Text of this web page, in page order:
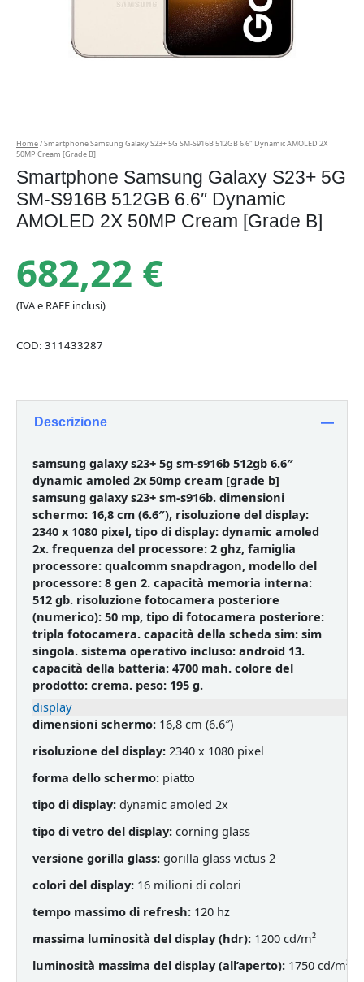
Home/ Smartphone Samsung Galaxy S23+ 5G SM-S916B 512GB 6.6″ Dynamic AMOLED 2X
50MP Cream [Grade B]
Smartphone Samsung Galaxy S23+ 5G
SM-S916B 512GB 6.6″ Dynamic
AMOLED 2X 50MP Cream [Grade B]
682,22 €
(IVA e RAEE inclusi)
COD: 311433287
Descrizione
samsung galaxy s23+ 5g sm-s916b 512gb 6.6″
dynamic amoled 2x 50mp cream [grade b]
samsung galaxy s23+ sm-s916b. dimensioni
schermo: 16,8 cm (6.6″), risoluzione del display:
2340 x 1080 pixel, tipo di display: dynamic amoled
2x. frequenza del processore: 2 ghz, famiglia
processore: qualcomm snapdragon, modello del
processore: 8 gen 2. capacità memoria interna:
512 gb. risoluzione fotocamera posteriore
(numerico): 50 mp, tipo di fotocamera posteriore:
tripla fotocamera. capacità della scheda sim: sim
singola. sistema operativo incluso: android 13.
capacità della batteria: 4700 mah. colore del
prodotto: crema. peso: 195 g.
display
dimensioni schermo:16,8 cm (6.6″)
risoluzione del display:2340 x 1080 pixel
forma dello schermo:piatto
tipo di display:dynamic amoled 2x
tipo di vetro del display:corning glass
versione gorilla glass:gorilla glass victus 2
colori del display:16 milioni di colori
tempo massimo di refresh:120 hz
massima luminosità del display (hdr):1200 cd/m²
luminosità massima del display (all’aperto):1750 cd/m²